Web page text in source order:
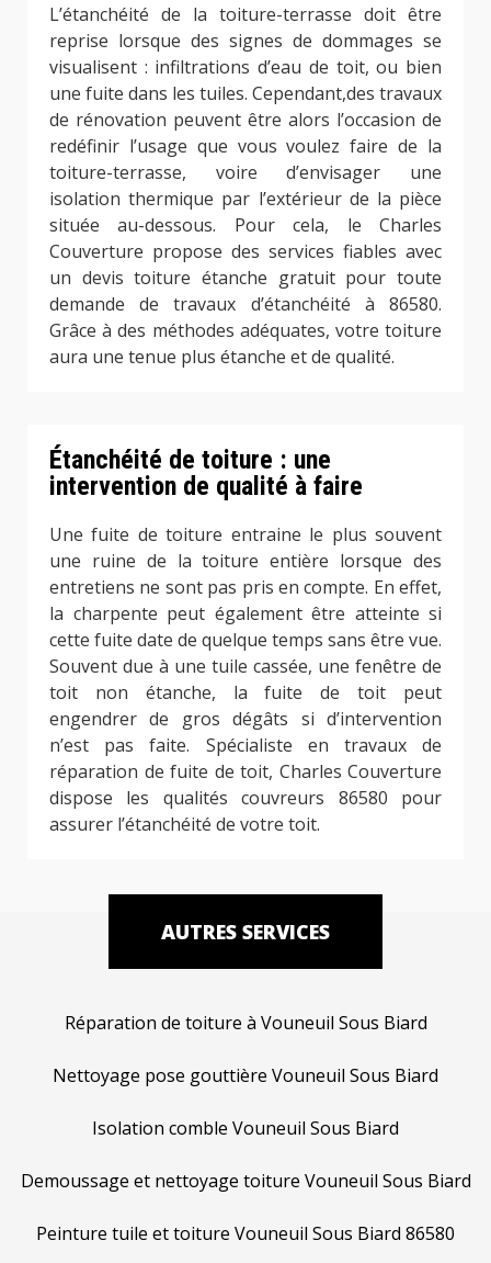
L’étanchéité de la toiture-terrasse doit être
reprise lorsque des signes de dommages se
visualisent : infiltrations d’eau de toit, ou bien
une fuite dans les tuiles. Cependant,des travaux
de rénovation peuvent être alors l’occasion de
redéfinir l’usage que vous voulez faire de la
toiture-terrasse, voire d’envisager une
isolation thermique par l’extérieur de la pièce
située au-dessous. Pour cela, le Charles
Couverture propose des services fiables avec
un devis toiture étanche gratuit pour toute
demande de travaux d’étanchéité à 86580.
Grâce à des méthodes adéquates, votre toiture
aura une tenue plus étanche et de qualité.
Étanchéité de toiture : une
intervention de qualité à faire
Une fuite de toiture entraine le plus souvent
une ruine de la toiture entière lorsque des
entretiens ne sont pas pris en compte. En effet,
la charpente peut également être atteinte si
cette fuite date de quelque temps sans être vue.
Souvent due à une tuile cassée, une fenêtre de
toit non étanche, la fuite de toit peut
engendrer de gros dégâts si d’intervention
n’est pas faite. Spécialiste en travaux de
réparation de fuite de toit, Charles Couverture
dispose les qualités couvreurs 86580 pour
assurer l’étanchéité de votre toit.
AUTRES SERVICES
Réparation de toiture à Vouneuil Sous Biard
Nettoyage pose gouttière Vouneuil Sous Biard
Isolation comble Vouneuil Sous Biard
Demoussage et nettoyage toiture Vouneuil Sous Biard
Peinture tuile et toiture Vouneuil Sous Biard 86580